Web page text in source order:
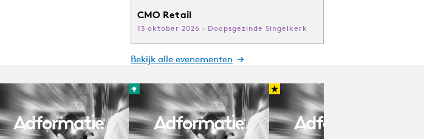
CMO Retail
13 oktober 2026 · Doopsgezinde Singelkerk
Bekijk alle evenementen